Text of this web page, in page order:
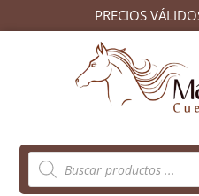
PRECIOS
Búsqueda
de
productos